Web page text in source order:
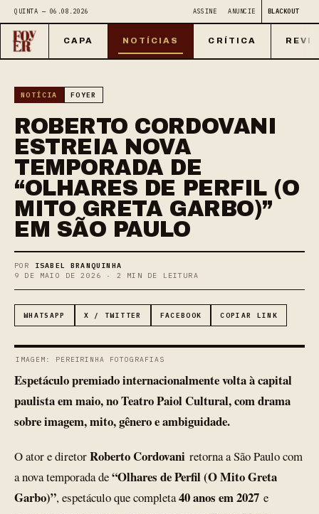
QUINTA — 06.08.2026 ASSINE ANUNCIE BLACKOUT
CAPA NOTÍCIAS CRÍTICA
NOTÍCIA FOYER
ROBERTO CORDOVANI
ESTREIA NOVA
TEMPORADA DE
“OLHARES DE PERFIL (O
MITO GRETA GARBO)”
EM SÃO PAULO
POR ISABEL BRANQUINHA
9 DE MAIO DE 2026 · 2 MIN DE LEITURA
WHATSAPP X / TWITTER FACEBOOK COPIAR LINK
IMAGEM: PEREIRINHA FOTOGRAFIAS
Espetáculo premiado internacionalmente volta à capital
paulista em maio, no Teatro Paiol Cultural, com drama
sobre imagem, mito, gênero e ambiguidade.
O ator e diretorRoberto Cordovani retorna a São Paulo com
a nova temporada de“Olhares de Perfil (O Mito Greta
Garbo)”, espetáculo que completa40 anos em 2027 e